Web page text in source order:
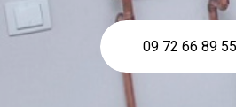
09 72 66 89 55